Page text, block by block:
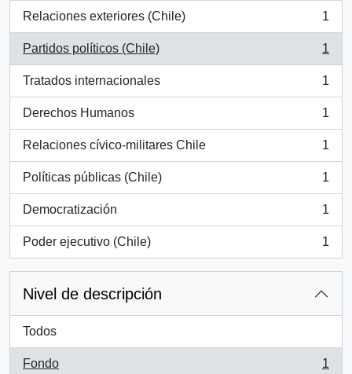
Relaciones exteriores (Chile)
, 1 resultados
1
Partidos políticos (Chile)
, 1 resultados
1
Tratados internacionales
, 1 resultados
1
Derechos Humanos
, 1 resultados
1
Relaciones cívico-militares Chile
, 1 resultados
1
Políticas públicas (Chile)
, 1 resultados
1
Democratización
, 1 resultados
1
Poder ejecutivo (Chile)
, 1 resultados
1
Nivel de descripción
Todos
Fondo 1